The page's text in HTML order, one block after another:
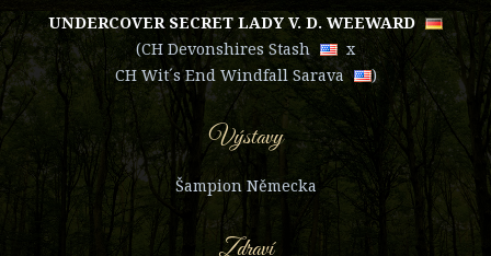
UNDERCOVER SECRET LADY V. D. WEEWARD
(CH Devonshires Stash
x
CH Wit´s End Windfall Sarava
)
Výstavy
Šampion Německa
Zdraví